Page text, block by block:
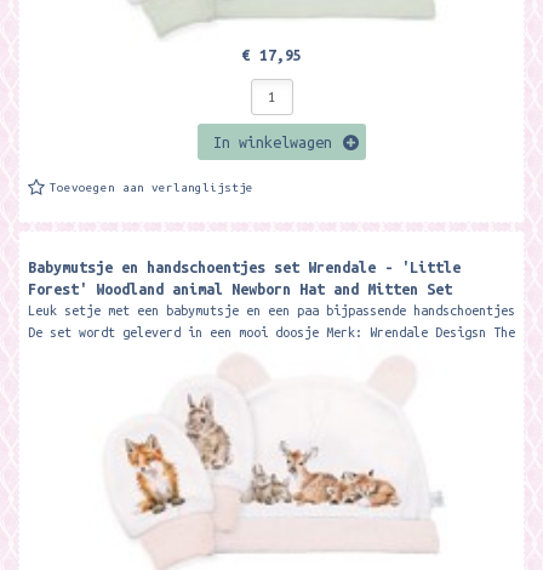
€ 17,95
In winkelwagen
Toevoegen aan verlanglijstje
Babymutsje en handschoentjes set Wrendale - 'Little
Forest' Woodland animal Newborn Hat and Mitten Set
Leuk setje met een babymutsje en een paa bijpassende handschoentjes
De set wordt geleverd in een mooi doosje Merk: Wrendale Desigsn The